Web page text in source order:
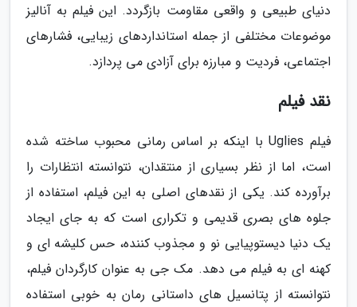
دنیای طبیعی و واقعی مقاومت بازگردد. این فیلم به آنالیز
موضوعات مختلفی از جمله استانداردهای زیبایی، فشارهای
اجتماعی، فردیت و مبارزه برای آزادی می پردازد.
نقد فیلم
فیلم Uglies با اینکه بر اساس رمانی محبوب ساخته شده
است، اما از نظر بسیاری از منتقدان، نتوانسته انتظارات را
برآورده کند. یکی از نقدهای اصلی به این فیلم، استفاده از
جلوه های بصری قدیمی و تکراری است که به جای ایجاد
یک دنیا دیستوپیایی نو و مجذوب کننده، حس کلیشه ای و
کهنه ای به فیلم می دهد. مک جی به عنوان کارگردان فیلم،
نتوانسته از پتانسیل های داستانی رمان به خوبی استفاده